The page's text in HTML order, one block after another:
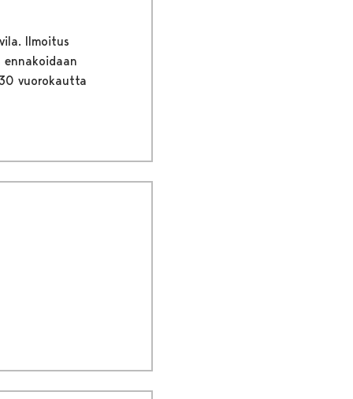
Ilmoitus
vuorokautta